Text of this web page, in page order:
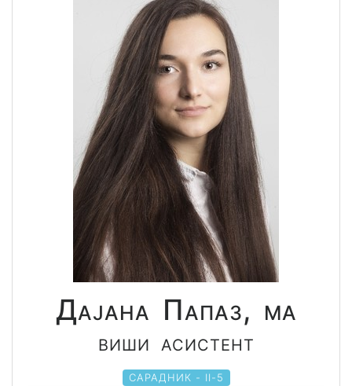
Дајана Папаз, ма
виши асистент
САРАДНИК - II-5